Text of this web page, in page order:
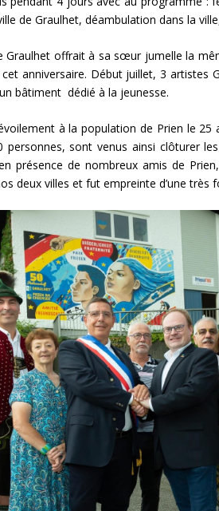
de Graulhet, déambulation dans la
Graulhet offrait à sa sœur jumelle la
anniversaire. Début juillet, 3 artistes
bâtiment dédié à la jeunesse.
à la population de Prien le 25
sont venus ainsi clôturer les
présence de nombreux amis de
deux villes et fut empreinte d’une très